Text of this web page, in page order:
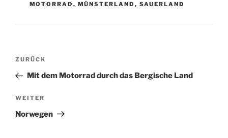
MOTORRAD , MÜNSTERLAND , SAUERLAND
Beitragsnavigation
Vorheriger
Beitrag
ZURÜCK
Mit dem Motorrad durch das Bergische Land
Nächster
Beitrag
WEITER
Norwegen